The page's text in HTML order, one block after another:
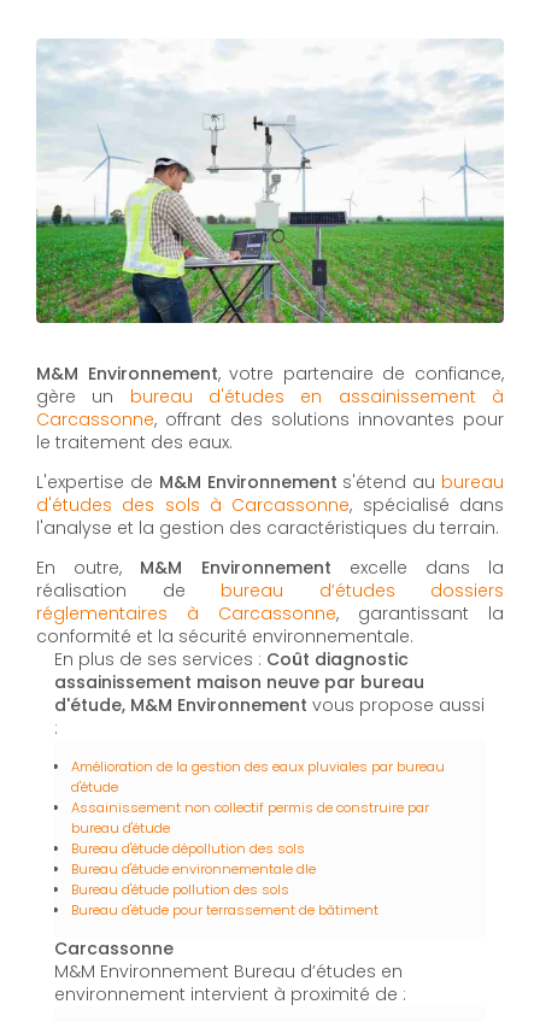
M&M Environnement, votre partenaire de confiance,
gère un bureau d'études en assainissement à
Carcassonne, offrant des solutions innovantes pour
le traitement des eaux.
L'expertise de M&M Environnement s'étend au bureau
d'études des sols à Carcassonne, spécialisé dans
l'analyse et la gestion des caractéristiques du terrain.
En outre, M&M Environnement excelle dans la
réalisation de bureau d’études dossiers
réglementaires à Carcassonne, garantissant la
conformité et la sécurité environnementale.
En plus de ses services : Coût diagnostic
assainissement maison neuve par bureau
d'étude, M&M Environnement vous propose aussi
:
Amélioration de la gestion des eaux pluviales par bureau
d'étude
Assainissement non collectif permis de construire par
bureau d'étude
Bureau d'étude dépollution des sols
Bureau d'étude environnementale dle
Bureau d'étude pollution des sols
Bureau d'étude pour terrassement de bâtiment
Carcassonne
M&M Environnement Bureau d’études en
environnement intervient à proximité de :